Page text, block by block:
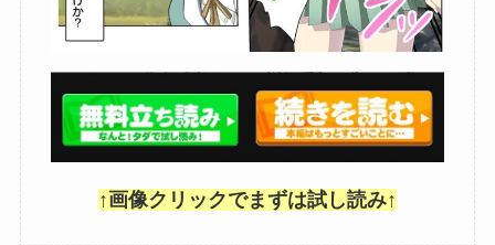
↑画像クリックでまずは試し読み↑